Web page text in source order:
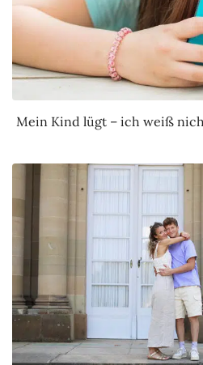
Mein Kind lügt – ich weiß